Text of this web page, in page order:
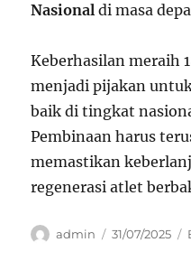
Nasional di masa
Keberhasilan meraih
menjadi pijakan
baik di tingkat
Pembinaan harus
memastikan
regenerasi atlet
Author
admin
Posted
31/07/2025